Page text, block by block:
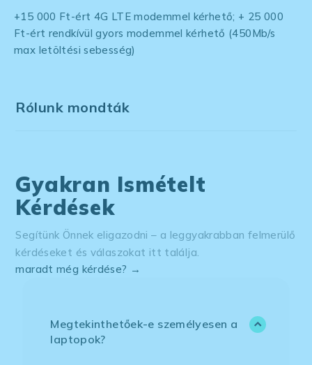
+15 000 Ft-ért 4G LTE modemmel kérhető; + 25 000
Ft-ért rendkívül gyors modemmel kérhető (450Mb/s
max letöltési sebesség)
Rólunk mondták
Gyakran Ismételt
Kérdések
Segítünk Önnek eligazodni – a leggyakrabban felmerülő
kérdéseket és válaszokat itt találja.
maradt még kérdése? →
Megtekinthetőek-e személyesen a
laptopok?